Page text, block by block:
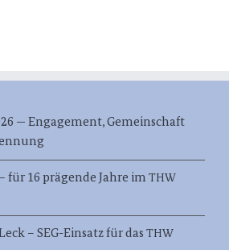
— Engagement, Gemeinschaft
für 16 prägende Jahre im THW
– SEG-Einsatz für das THW